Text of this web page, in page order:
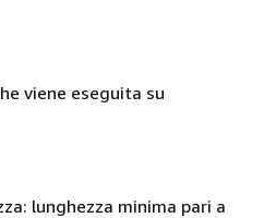
viene eseguita su
lunghezza minima pari a